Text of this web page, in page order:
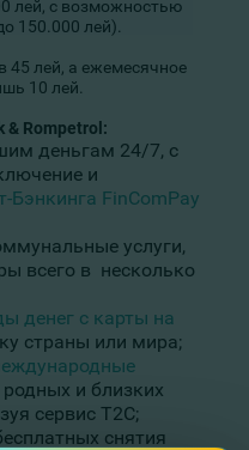
лей, с возможностью
150.000 лей).
45 лей, а ежемесячное
10 лей.
& Rompetrol:
деньгам 24/7, с
и
Бэнкинга FinComPay
услуги,
всего в несколько
денег с карты на
страны или мира;
родных и близких
сервис T2C;
снятия